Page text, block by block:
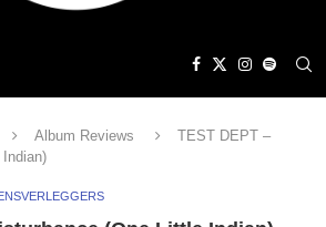
Album Reviews
TEST DEPT –